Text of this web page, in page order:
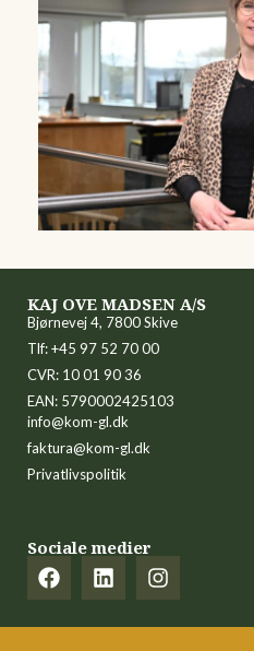
KAJ OVE MADSEN A/S
Bjørnevej 4, 7800 Skive
Tlf: +45 97 52 70 00
CVR: 10 01 90 36
EAN: 5790002425103
info@kom-gl.dk
faktura@kom-gl.dk
Privatlivspolitik
Sociale medier